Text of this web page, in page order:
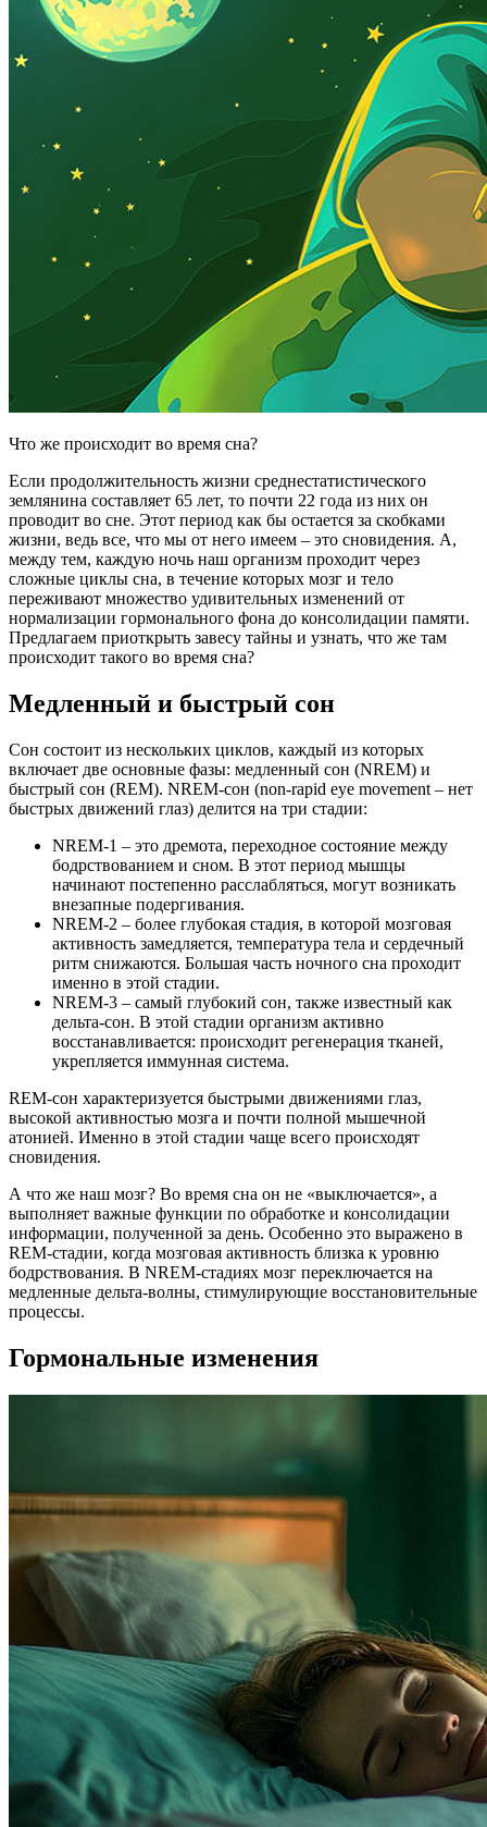
Что же происходит во время сна?
Если продолжительность жизни среднестатистического
землянина составляет 65 лет, то почти 22 года из них он
проводит во сне. Этот период как бы остается за скобками
жизни, ведь все, что мы от него имеем – это сновидения. А,
между тем, каждую ночь наш организм проходит через
сложные циклы сна, в течение которых мозг и тело
переживают множество удивительных изменений от
нормализации гормонального фона до консолидации памяти.
Предлагаем приоткрыть завесу тайны и узнать, что же там
происходит такого во время сна?
Медленный и быстрый сон
Сон состоит из нескольких циклов, каждый из которых
включает две основные фазы: медленный сон (NREM) и
быстрый сон (REM). NREM-сон (non-rapid eye movement – нет
быстрых движений глаз) делится на три стадии:
NREM-1 – это дремота, переходное состояние между
бодрствованием и сном. В этот период мышцы
начинают постепенно расслабляться, могут возникать
внезапные подергивания.
NREM-2 – более глубокая стадия, в которой мозговая
активность замедляется, температура тела и сердечный
ритм снижаются. Большая часть ночного сна проходит
именно в этой стадии.
NREM-3 – самый глубокий сон, также известный как
дельта-сон. В этой стадии организм активно
восстанавливается: происходит регенерация тканей,
укрепляется иммунная система.
REM-сон характеризуется быстрыми движениями глаз,
высокой активностью мозга и почти полной мышечной
атонией. Именно в этой стадии чаще всего происходят
сновидения.
А что же наш мозг? Во время сна он не «выключается», а
выполняет важные функции по обработке и консолидации
информации, полученной за день. Особенно это выражено в
REM-стадии, когда мозговая активность близка к уровню
бодрствования. В NREM-стадиях мозг переключается на
медленные дельта-волны, стимулирующие восстановительные
процессы.
Гормональные изменения